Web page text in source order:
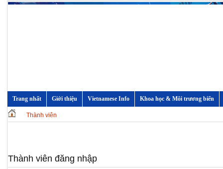
Trang nhất Giới thiệu Vietnamese Info Khoa học & Môi trương biển
Thành viên
Thành viên đăng nhập